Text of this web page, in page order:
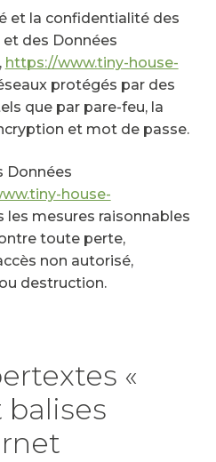
et la confidentialité des
des Données
https://www.tiny-house-
protégés par des
que par pare-feu, la
et mot de passe.
Données
house-
les mesures raisonnables
toute perte,
non autorisé,
destruction.
«
balises